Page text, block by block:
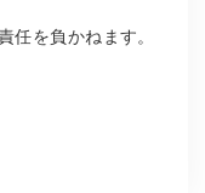
を負かねます。